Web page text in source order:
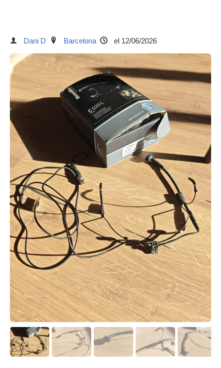
Dani D Barcelona el 12/06/2026